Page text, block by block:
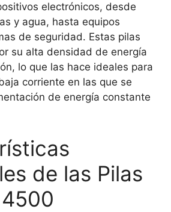
electrónicos, desde
y agua, hasta equipos
de seguridad. Estas pilas
su alta densidad de energía
lo que las hace ideales para
corriente en las que se
de energía constante
de las Pilas